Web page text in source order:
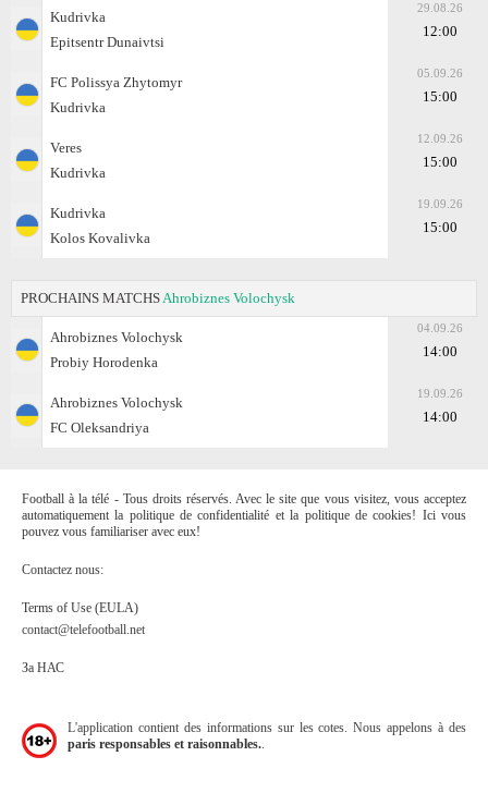
Kudrivka
Epitsentr Dunaivtsi
29.08.26
12:00
FC Polissya Zhytomyr
Kudrivka
05.09.26
15:00
Veres
Kudrivka
12.09.26
15:00
Kudrivka
Kolos Kovalivka
19.09.26
15:00
PROCHAINS MATCHS Ahrobiznes Volochysk
Ahrobiznes Volochysk
Probiy Horodenka
04.09.26
14:00
Ahrobiznes Volochysk
FC Oleksandriya
19.09.26
14:00
Football à la télé - Tous droits réservés. Avec le site que vous visitez, vous acceptez
automatiquement la politique de confidentialité et la politique de cookies! Ici vous
pouvez vous familiariser avec eux!
Contactez nous:
Terms of Use (EULA)
contact@telefootball.net
За НАС
L'application contient des informations sur les cotes. Nous appelons à des
paris responsables et raisonnables.